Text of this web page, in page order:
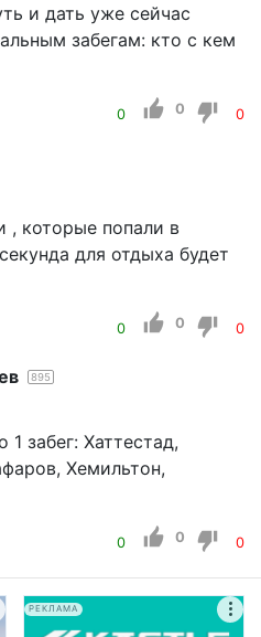
и дать уже сейчас
забегам: кто с кем
0 0 0
, которые попали в
для отдыха будет
0 0 0
895
1 забег: Хаттестад,
Хемильтон,
0 0 0
РЕКЛАМА